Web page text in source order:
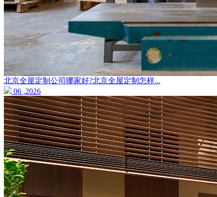
北京全屋定制公司哪家好?北京全屋定制怎样...
06 ,2026